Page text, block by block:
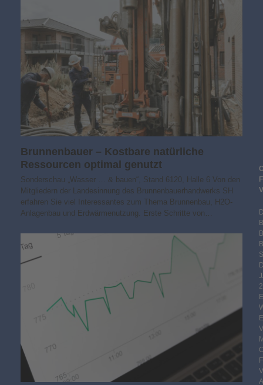
Brunnenbauer – Kostbare natürliche
Ressourcen optimal genutzt
Sonderschau „Wasser … & bauen“, Stand 6120, Halle 6 Von den
Mitgliedern der Landesinnung des Brunnenbauerhandwerks SH
erfahren Sie viel Interessantes zum Thema Brunnenbau, H2O-
Anlagenbau und Erdwärmenutzung. Erste Schritte von…